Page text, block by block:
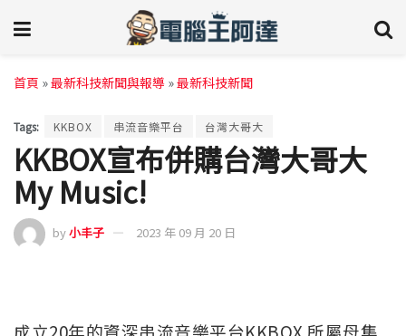
首頁 »最新科技新聞與報導 »最新科技新聞
Tags: KKBOX 串流音樂平台 台灣大哥大
KKBOX宣布併購台灣大哥大
My Music!
by小丰子 2023 年 09 月 20 日